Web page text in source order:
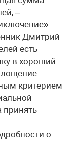
–
Дмитрий
есть
в хороший
критерием
принять
о